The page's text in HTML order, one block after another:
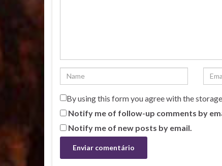
By using this form you agree with the
Notify me of follow-up comments by
Notify me of new posts by email.